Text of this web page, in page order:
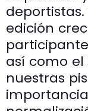
edición
así como
nuestras